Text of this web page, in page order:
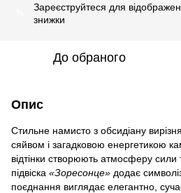
Зареєструйтеся для
знижки
До обраного
Опис
Стильне намисто з обсидіану
сяйвом і загадковою енергетикою
відтінки створюють атмосферу сили
підвіска «Зоресонце» додає
поєднання виглядає елегантно,